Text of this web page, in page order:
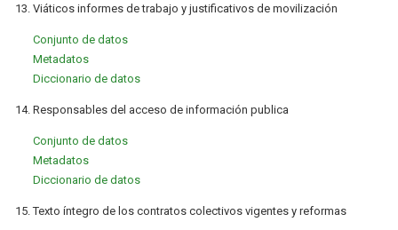
13. Viáticos informes de trabajo y justificativos de movilización
Conjunto de datos
Metadatos
Diccionario de datos
14. Responsables del acceso de información publica
Conjunto de datos
Metadatos
Diccionario de datos
15. Texto íntegro de los contratos colectivos vigentes y reformas